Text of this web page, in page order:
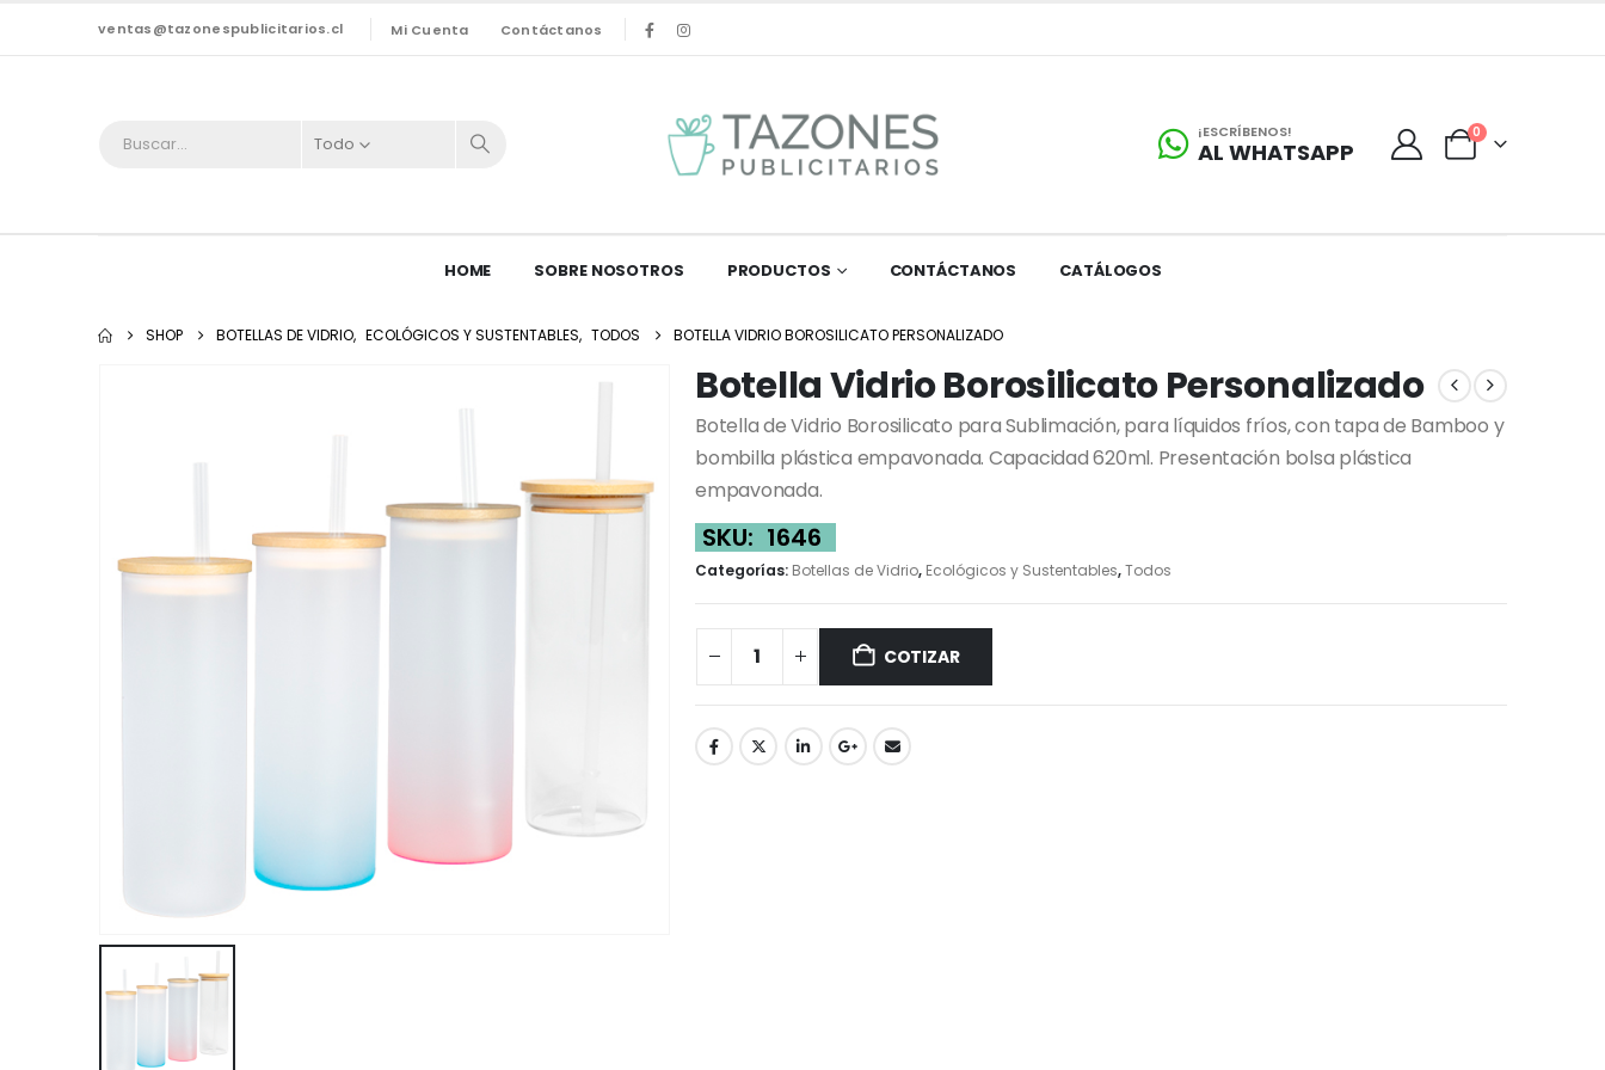
ventas@tazonespublicitarios.cl Mi Cuenta Contáctanos
Todo
¡ESCRÍBENOS!
AL WHATSAPP
0
HOME SOBRE NOSOTROS PRODUCTOS CONTÁCTANOS CATÁLOGOS
SHOP BOTELLAS DE VIDRIO, ECOLÓGICOS Y SUSTENTABLES, TODOS BOTELLA VIDRIO BOROSILICATO PERSONALIZADO
Botella Vidrio Borosilicato Personalizado
Botella de Vidrio Borosilicato para Sublimación, para líquidos fríos, con tapa de Bamboo y
bombilla plástica empavonada. Capacidad 620ml. Presentación bolsa plástica
empavonada.
SKU: 1646
Categorías: Botellas de Vidrio, Ecológicos y Sustentables,Todos
COTIZAR